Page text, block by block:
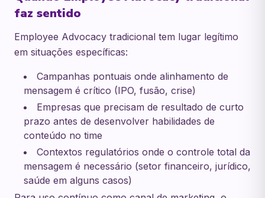
faz sentido
Employee Advocacy tradicional tem lugar legítimo
em situações específicas:
Campanhas pontuais onde alinhamento de
mensagem é crítico (IPO, fusão, crise)
Empresas que precisam de resultado de curto
prazo antes de desenvolver habilidades de
conteúdo no time
Contextos regulatórios onde o controle total da
mensagem é necessário (setor financeiro, jurídico,
saúde em alguns casos)